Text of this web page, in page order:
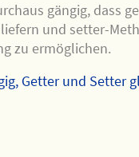
gängig, dass
und setter-
zu ermöglichen.
Getter und Setter